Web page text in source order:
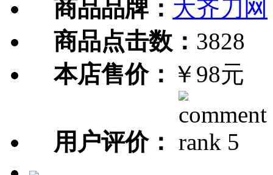
商品品牌： 大齐刀网
商品点击数： 3828
本店售价： ￥98元
用户评价：